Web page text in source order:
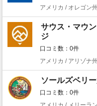
アメリカ / オレゴン
サウス・マウ
ジ
口コミ数：0件
アメリカ / アリゾナ
ソールズベリ
口コミ数：0件